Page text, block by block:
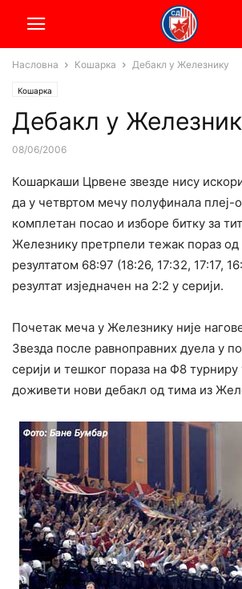
Насловна Кошарка Дебакл у Железнику
Кошарка
Дебакл у
08/06/2006
Кошаркаши Црвене звезде нису
да у четвртом мечу полуфинала плеј-
комплетан посао и изборе битку за
Железнику претрпели тежак пораз
резултатом 68:97 (18:26, 17:32, 17:17,
резултат изједначен на 2:2 у серији.
Почетак меча у Железнику није
Звезда после равноправних дуела у
серији и тешког пораза на Ф8 турниру
доживети нови дебакл од тима из